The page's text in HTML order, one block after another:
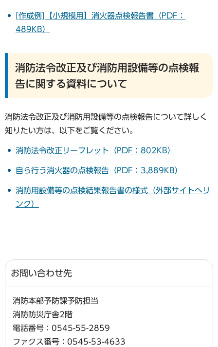
[作成例]【小規模用】消火器点検報告書（PDF：
489KB）
消防法令改正及び消防用設備等の点検報
告に関する資料について
消防法令改正及び消防用設備等の点検報告について詳しく
知りたい方は、以下をご覧ください。
消防法令改正リーフレット（PDF：802KB）
自ら行う消火器の点検報告（PDF：3,889KB）
消防用設備等の点検結果報告書の様式（外部サイトへリ
ンク）
お問い合わせ先
消防本部予防課予防担当
消防防災庁舎2階
電話番号：0545-55-2859
ファクス番号：0545-53-4633